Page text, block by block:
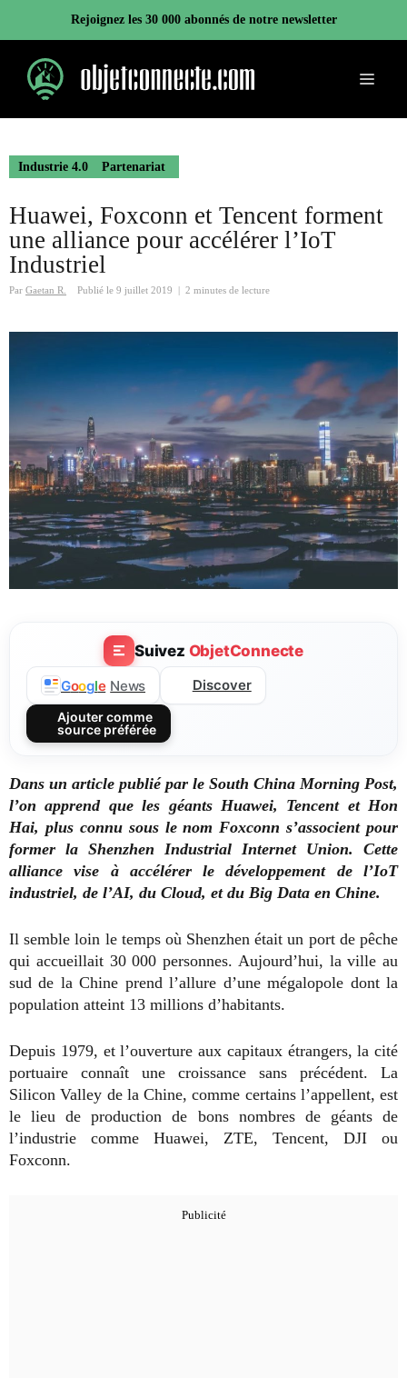
contenu
Rejoignez les 30 000 abonnés de notre newsletter
Menu
Industrie 4.0 Partenariat
Huawei, Foxconn et Tencent forment
une alliance pour accélérer l’IoT
Industriel
Par Gaetan R. Publié le 9 juillet 2019 2 minutes de lecture
Suivez ObjetConnecte
Google News Discover
Ajouter comme
source préférée
Dans un article publié par le South China Morning Post,
l’on apprend que les géants Huawei, Tencent et Hon
Hai, plus connu sous le nom Foxconn s’associent pour
former la Shenzhen Industrial Internet Union. Cette
alliance vise à accélérer le développement de l’IoT
industriel, de l’AI, du Cloud, et du Big Data en Chine.
Il semble loin le temps où Shenzhen était un port de pêche
qui accueillait 30 000 personnes. Aujourd’hui, la ville au
sud de la Chine prend l’allure d’une mégalopole dont la
population atteint 13 millions d’habitants.
Depuis 1979, et l’ouverture aux capitaux étrangers, la cité
portuaire connaît une croissance sans précédent. La
Silicon Valley de la Chine, comme certains l’appellent, est
le lieu de production de bons nombres de géants de
l’industrie comme Huawei, ZTE, Tencent, DJI ou
Foxconn.